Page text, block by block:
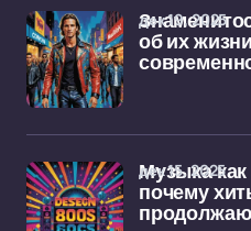
об их
дек 19, 2025
Музыка как
почему
дек 15, 2025